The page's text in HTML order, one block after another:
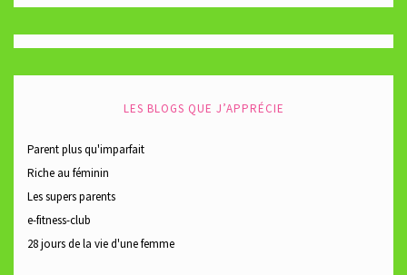
LES BLOGS QUE J’APPRÉCIE
Parent plus qu'imparfait
Riche au féminin
Les supers parents
e-fitness-club
28 jours de la vie d'une femme